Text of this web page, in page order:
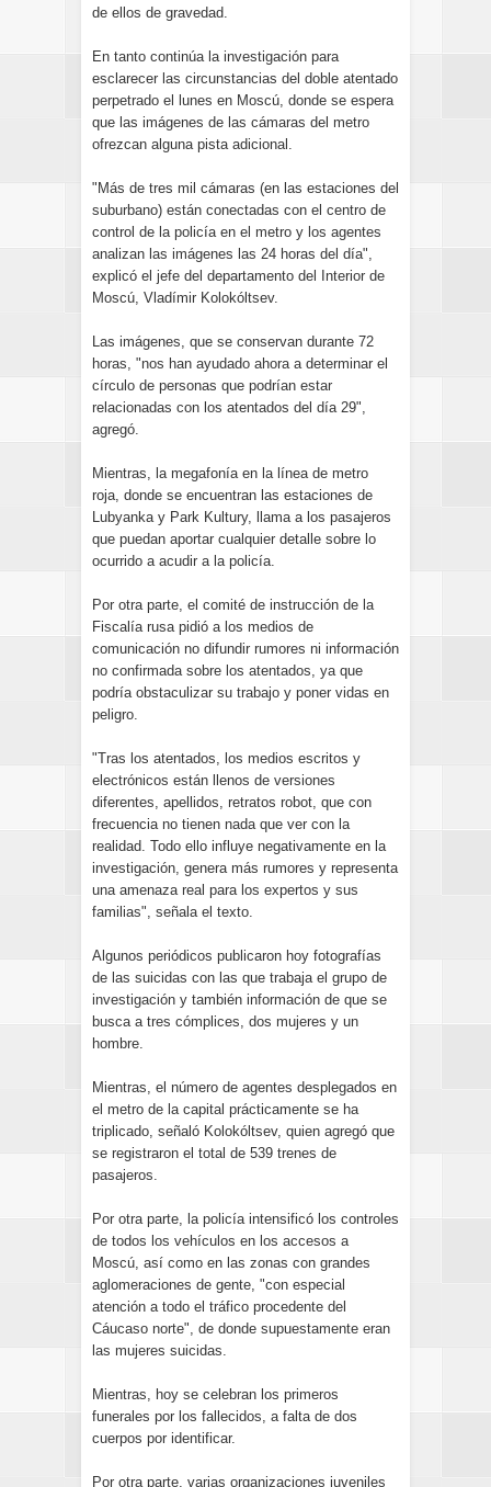
de ellos de gravedad.
En tanto continúa la investigación para
esclarecer las circunstancias del doble atentado
perpetrado el lunes en Moscú, donde se espera
que las imágenes de las cámaras del metro
ofrezcan alguna pista adicional.
"Más de tres mil cámaras (en las estaciones del
suburbano) están conectadas con el centro de
control de la policía en el metro y los agentes
analizan las imágenes las 24 horas del día",
explicó el jefe del departamento del Interior de
Moscú, Vladímir Kolokóltsev.
Las imágenes, que se conservan durante 72
horas, "nos han ayudado ahora a determinar el
círculo de personas que podrían estar
relacionadas con los atentados del día 29",
agregó.
Mientras, la megafonía en la línea de metro
roja, donde se encuentran las estaciones de
Lubyanka y Park Kultury, llama a los pasajeros
que puedan aportar cualquier detalle sobre lo
ocurrido a acudir a la policía.
Por otra parte, el comité de instrucción de la
Fiscalía rusa pidió a los medios de
comunicación no difundir rumores ni información
no confirmada sobre los atentados, ya que
podría obstaculizar su trabajo y poner vidas en
peligro.
"Tras los atentados, los medios escritos y
electrónicos están llenos de versiones
diferentes, apellidos, retratos robot, que con
frecuencia no tienen nada que ver con la
realidad. Todo ello influye negativamente en la
investigación, genera más rumores y representa
una amenaza real para los expertos y sus
familias", señala el texto.
Algunos periódicos publicaron hoy fotografías
de las suicidas con las que trabaja el grupo de
investigación y también información de que se
busca a tres cómplices, dos mujeres y un
hombre.
Mientras, el número de agentes desplegados en
el metro de la capital prácticamente se ha
triplicado, señaló Kolokóltsev, quien agregó que
se registraron el total de 539 trenes de
pasajeros.
Por otra parte, la policía intensificó los controles
de todos los vehículos en los accesos a
Moscú, así como en las zonas con grandes
aglomeraciones de gente, "con especial
atención a todo el tráfico procedente del
Cáucaso norte", de donde supuestamente eran
las mujeres suicidas.
Mientras, hoy se celebran los primeros
funerales por los fallecidos, a falta de dos
cuerpos por identificar.
Por otra parte, varias organizaciones juveniles